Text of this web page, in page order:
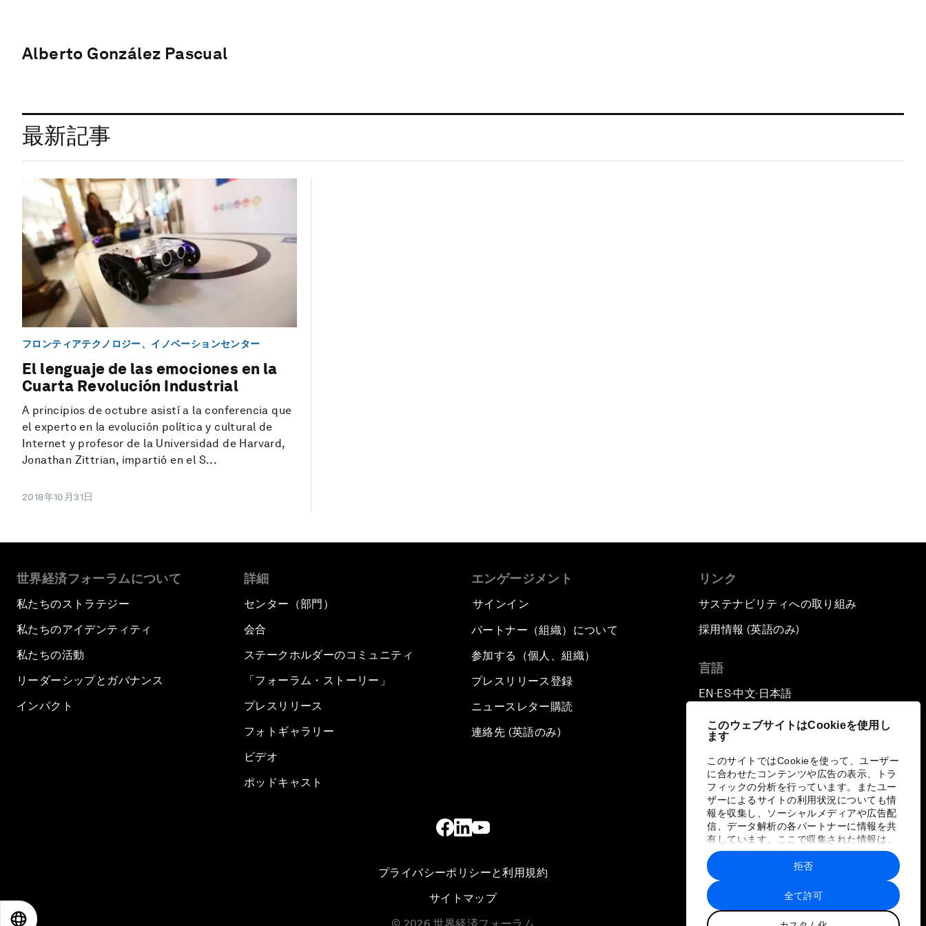
このウェブサイトはCookieを使用し
ます
このサイトではCookieを使って、ユーザー
に合わせたコンテンツや広告の表示、トラ
フィックの分析を行っています。またユー
ザーによるサイトの利用状況についても情
報を収集し、ソーシャルメディアや広告配
信、データ解析の各パートナーに情報を共
有しています。ここで収集された情報は、
ユーザーが各パートナーに提供した他の情
報や各パートナーのサービスを使用した際
に収集された情報と組み合わされ、各パー
トナーによって使用されることがありま
す。
全て許可
拒否
Alberto González Pascual
最新記事
フロンティアテクノロジー、イノベーションセンター
El lenguaje de las emociones en la
Cuarta Revolución Industrial
A principios de octubre asistí a la conferencia que
el experto en la evolución política y cultural de
Internet y profesor de la Universidad de Harvard,
Jonathan Zittrian, impartió en el S...
2018年10月31日
世界経済フォーラムについて
私たちのストラテジー
私たちのアイデンティティ
私たちの活動
リーダーシップとガバナンス
インパクト
詳細
センター（部門）
会合
ステークホルダーのコミュニティ
「フォーラム・ストーリー」
プレスリリース
フォトギャラリー
ビデオ
ポッドキャスト
エンゲージメント
サインイン
パートナー（組織）について
参加する（個人、組織）
プレスリリース登録
ニュースレター購読
連絡先 (英語のみ)
リンク
サステナビリティへの取り組み
採用情報 (英語のみ)
言語
EN ▪ ES▪中文▪ 日本語
プライバシーポリシーと利用規約
サイトマップ